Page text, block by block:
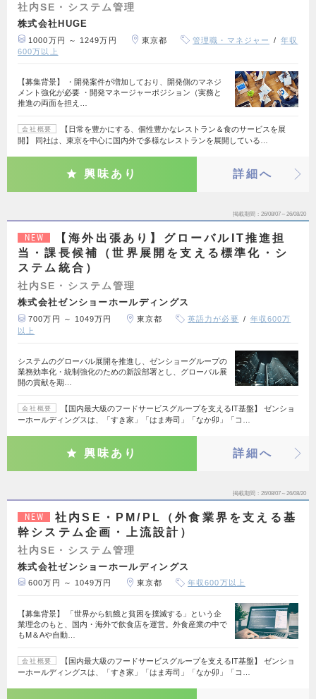
社内SE・システム管理
株式会社HUGE
1000万円 ～ 1249万円 東京都 管理職・マネジャー
年収
600万以上
【募集背景】 ・開発案件が増加しており、開発側のマネジ
メント強化が必要 ・開発マネージャーポジション（実務と
推進の両面を担え…
会社概要
【日常を豊かにする、個性豊かなレストラン＆食のサービスを展
開】 同社は、東京を中心に国内外で多様なレストランを展開している…
興味あり 詳細へ
掲載期間 26/08/07～26/08/20
NEW
【海外出張あり】グローバルIT推進担
当・課長候補（世界展開を支える標準化・シ
ステム統合）
社内SE・システム管理
株式会社ゼンショーホールディングス
700万円 ～ 1049万円 東京都 英語力が必要
年収600万
以上
システムのグローバル展開を推進し、ゼンショーグループの
業務効率化・統制強化のための新設部署とし、グローバル展
開の貢献を期…
会社概要
【国内最大級のフードサービスグループを支えるIT基盤】 ゼンショ
ーホールディングスは、「すき家」「はま寿司」「なか卯」「コ…
興味あり 詳細へ
掲載期間 26/08/07～26/08/20
NEW
社内SE・PM/PL（外食業界を支える基
幹システム企画・上流設計）
社内SE・システム管理
株式会社ゼンショーホールディングス
600万円 ～ 1049万円 東京都 年収600万以上
【募集背景】 「世界から飢餓と貧困を撲滅する」という企
業理念のもと、国内・海外で飲食店を運営。外食産業の中で
もM＆Aや自動…
会社概要
【国内最大級のフードサービスグループを支えるIT基盤】 ゼンショ
ーホールディングスは、「すき家」「はま寿司」「なか卯」「コ…